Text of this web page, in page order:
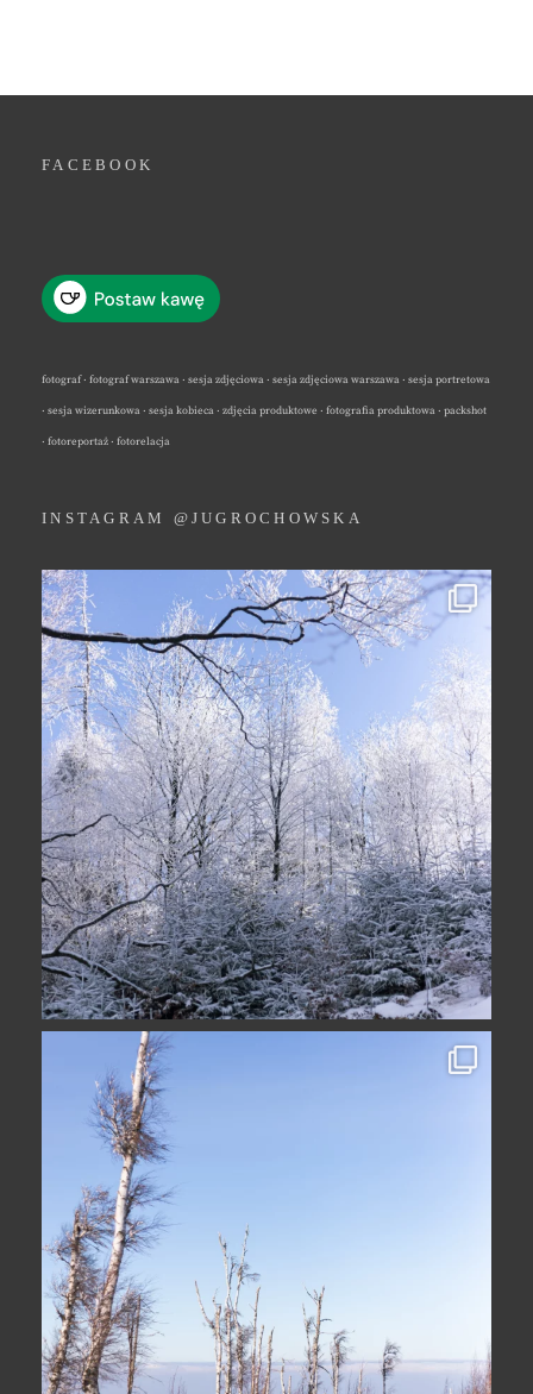
FACEBOOK
fotograf · fotograf warszawa · sesja zdjęciowa · sesja zdjęciowa warszawa · sesja portretowa
· sesja wizerunkowa · sesja kobieca · zdjęcia produktowe · fotografia produktowa · packshot
· fotoreportaż · fotorelacja
INSTAGRAM @JUGROCHOWSKA